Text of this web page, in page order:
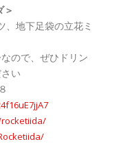
、地下足袋の立花ミ
ので、ぜひドリン
い